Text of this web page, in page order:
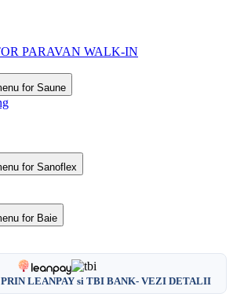
PARAVAN WALK-IN
for Saune
for Sanoflex
for Baie
LEANPAY si TBI BANK- VEZI DETALII